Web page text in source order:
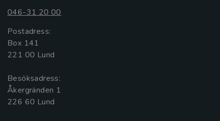
046-31 20 00
Postadress:
Box 141
221 00 Lund
Besöksadress:
Åkergränden 1